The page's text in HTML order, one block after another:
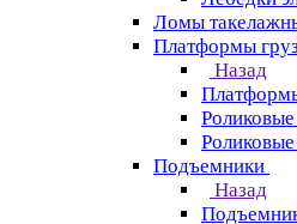
Ломы
Платформы
Назад
Подъемники
Назад